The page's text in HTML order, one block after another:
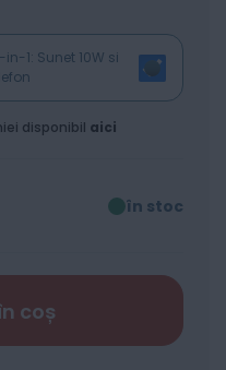
1: Sunet 10W si
disponibil aici
în stoc
coș